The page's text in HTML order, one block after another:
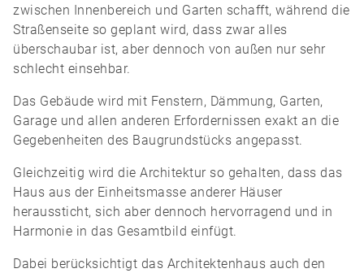
zwischen Innenbereich und Garten schafft, während die
Straßenseite so geplant wird, dass zwar alles
überschaubar ist, aber dennoch von außen nur sehr
schlecht einsehbar.
Das Gebäude wird mit Fenstern, Dämmung, Garten,
Garage und allen anderen Erfordernissen exakt an die
Gegebenheiten des Baugrundstücks angepasst.
Gleichzeitig wird die Architektur so gehalten, dass das
Haus aus der Einheitsmasse anderer Häuser
heraussticht, sich aber dennoch hervorragend und in
Harmonie in das Gesamtbild einfügt.
Dabei berücksichtigt das Architektenhaus auch den